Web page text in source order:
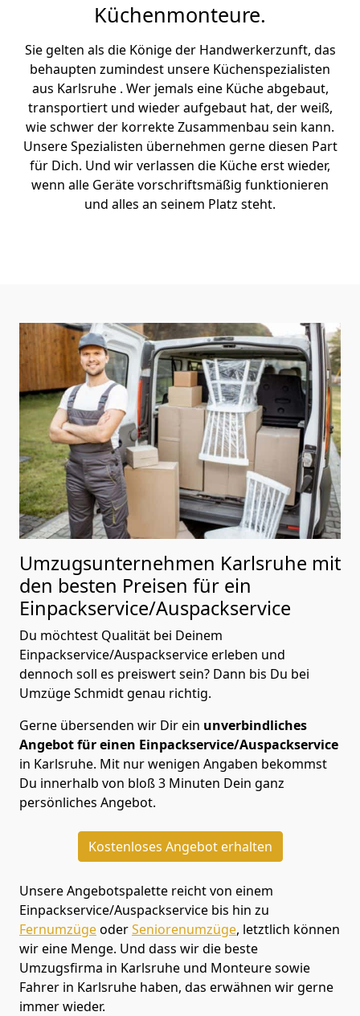
Küchenmonteure.
Sie gelten als die Könige der Handwerkerzunft, das
behaupten zumindest unsere Küchenspezialisten
aus Karlsruhe . Wer jemals eine Küche abgebaut,
transportiert und wieder aufgebaut hat, der weiß,
wie schwer der korrekte Zusammenbau sein kann.
Unsere Spezialisten übernehmen gerne diesen Part
für Dich. Und wir verlassen die Küche erst wieder,
wenn alle Geräte vorschriftsmäßig funktionieren
und alles an seinem Platz steht.
Umzugsunternehmen Karlsruhe mit
den besten Preisen für ein
Einpackservice/Auspackservice
Du möchtest Qualität bei Deinem
Einpackservice/Auspackservice erleben und
dennoch soll es preiswert sein? Dann bis Du bei
Umzüge Schmidt genau richtig.
Gerne übersenden wir Dir ein unverbindliches
Angebot für einen Einpackservice/Auspackservice
in Karlsruhe. Mit nur wenigen Angaben bekommst
Du innerhalb von bloß 3 Minuten Dein ganz
persönliches Angebot.
Kostenloses Angebot erhalten
Unsere Angebotspalette reicht von einem
Einpackservice/Auspackservice bis hin zu
FernumzügeoderSeniorenumzüge, letztlich können
wir eine Menge. Und dass wir die beste
Umzugsfirma in Karlsruhe und Monteure sowie
Fahrer in Karlsruhe haben, das erwähnen wir gerne
immer wieder.